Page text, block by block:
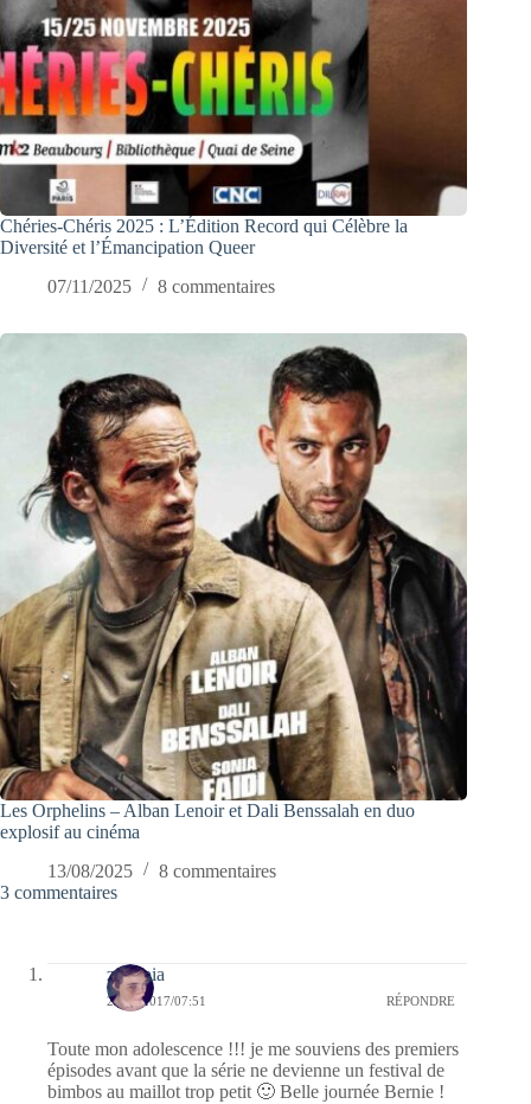
Chéries-Chéris 2025 : L’Édition Record qui Célèbre la
Diversité et l’Émancipation Queer
07/11/2025
8 commentaires
Les Orphelins – Alban Lenoir et Dali Benssalah en duo
explosif au cinéma
13/08/2025
8 commentaires
3 commentaires
zenopia
25/01/2017/07:51 RÉPONDRE
Toute mon adolescence !!! je me souviens des premiers
épisodes avant que la série ne devienne un festival de
bimbos au maillot trop petit 🙂 Belle journée Bernie !